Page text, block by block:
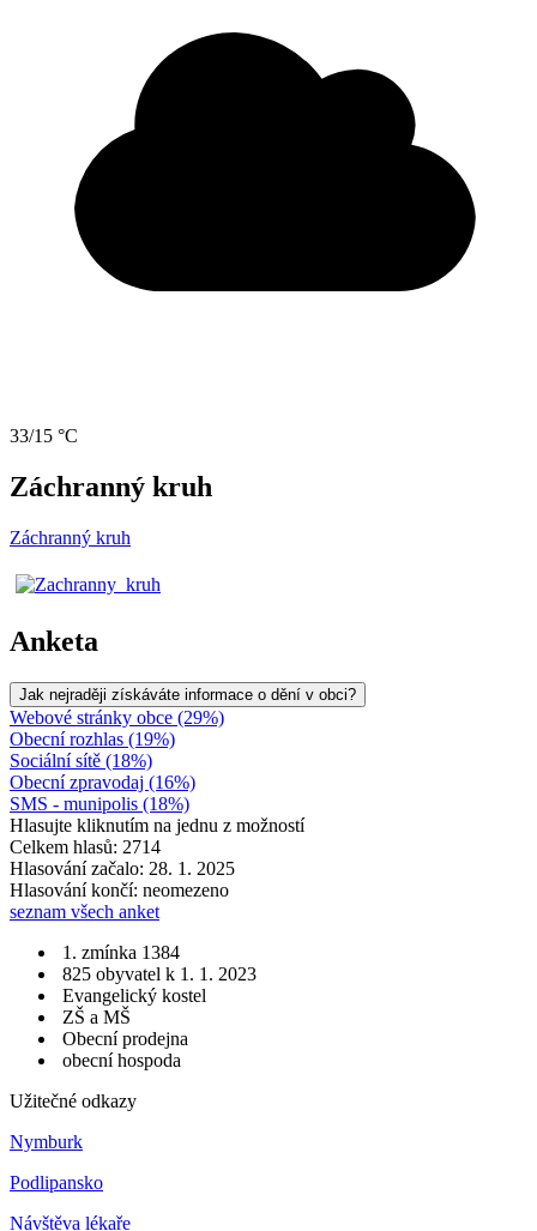
33/15 °C
Záchranný kruh
Záchranný kruh
Anketa
Jak nejraději získáváte informace o dění v obci?
Webové stránky obce (29%)
Obecní rozhlas (19%)
Sociální sítě (18%)
Obecní zpravodaj (16%)
SMS - munipolis (18%)
Hlasujte kliknutím na jednu z možností
Celkem hlasů: 2714
Hlasování začalo: 28. 1. 2025
Hlasování končí: neomezeno
seznam všech anket
1. zmínka 1384
825 obyvatel k 1. 1. 2023
Evangelický kostel
ZŠ a MŠ
Obecní prodejna
obecní hospoda
Užitečné odkazy
Nymburk
Podlipansko
Návštěva lékaře